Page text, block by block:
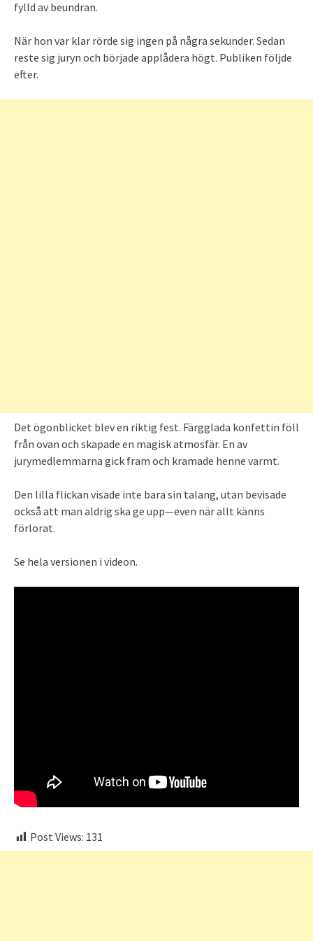
fylld av beundran.
När hon var klar rörde sig ingen på några sekunder. Sedan
reste sig juryn och började applådera högt. Publiken följde
efter.
Det ögonblicket blev en riktig fest. Färgglada konfettin föll
från ovan och skapade en magisk atmosfär. En av
jurymedlemmarna gick fram och kramade henne varmt.
Den lilla flickan visade inte bara sin talang, utan bevisade
också att man aldrig ska ge upp—even när allt känns
förlorat.
Se hela versionen i videon.
Post Views: 131